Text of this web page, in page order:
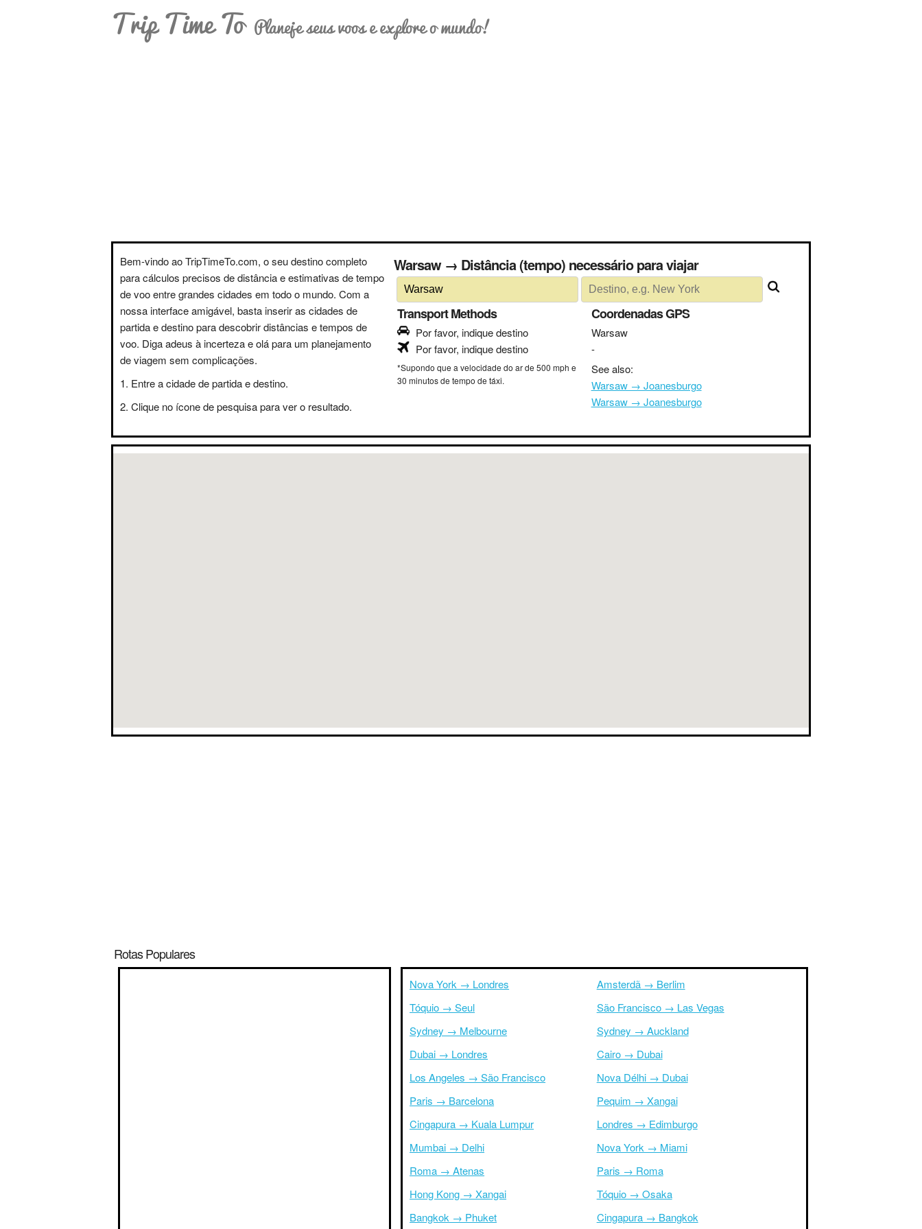
Trip Time To Planeje seus voos e explore o mundo!
Bem-vindo ao TripTimeTo.com, o seu destino completo
para cálculos precisos de distância e estimativas de tempo
de voo entre grandes cidades em todo o mundo. Com a
nossa interface amigável, basta inserir as cidades de
partida e destino para descobrir distâncias e tempos de
voo. Diga adeus à incerteza e olá para um planejamento
de viagem sem complicações.
Entre a cidade de partida e destino.
Clique no ícone de pesquisa para ver o resultado.
Warsaw → Distância (tempo) necessário para viajar
Transport Methods
Por favor, indique destino
Por favor, indique destino
*Supondo que a velocidade do ar de 500 mph e
30 minutos de tempo de táxi.
Coordenadas GPS
Warsaw
-
See also:
Warsaw → Joanesburgo
Warsaw → Joanesburgo
Rotas Populares
Nova York → Londres
Tóquio → Seul
Sydney → Melbourne
Dubai → Londres
Los Angeles → São Francisco
Paris → Barcelona
Cingapura → Kuala Lumpur
Mumbai → Delhi
Roma → Atenas
Hong Kong → Xangai
Bangkok → Phuket
Amsterdã → Berlim
São Francisco → Las Vegas
Sydney → Auckland
Cairo → Dubai
Nova Délhi → Dubai
Pequim → Xangai
Londres → Edimburgo
Nova York → Miami
Paris → Roma
Tóquio → Osaka
Cingapura → Bangkok